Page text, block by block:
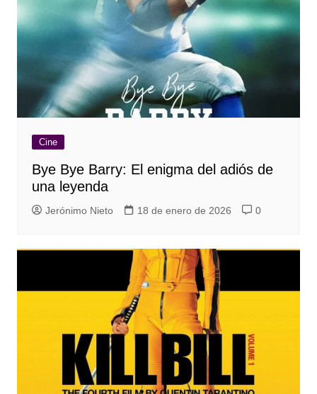
Cine
Bye Bye Barry: El enigma del adiós de
una leyenda
Jerónimo Nieto 18 de enero de 2026 0